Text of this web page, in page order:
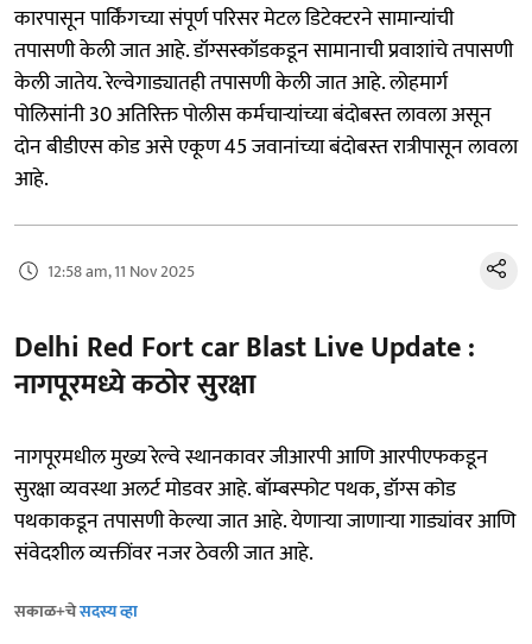
कारपासून पार्किंगच्या संपूर्ण परिसर मेटल डिटेक्टरने सामान्यांची
तपासणी केली जात आहे. डॉग्सस्कॉडकडून सामानाची प्रवाशांचे तपासणी
केली जातेय. रेल्वेगाड्यातही तपासणी केली जात आहे. लोहमार्ग
पोलिसांनी 30 अतिरिक्त पोलीस कर्मचाऱ्यांच्या बंदोबस्त लावला असून
दोन बीडीएस कोड असे एकूण 45 जवानांच्या बंदोबस्त रात्रीपासून लावला
आहे.
12:58 am, 11 Nov 2025
Delhi Red Fort car Blast Live Update :
नागपूरमध्ये कठोर सुरक्षा
नागपूरमधील मुख्य रेल्वे स्थानकावर जीआरपी आणि आरपीएफकडून
सुरक्षा व्यवस्था अलर्ट मोडवर आहे. बॉम्बस्फोट पथक, डॉग्स कोड
पथकाकडून तपासणी केल्या जात आहे. येणाऱ्या जाणाऱ्या गाड्यांवर आणि
संवेदशील व्यक्तींवर नजर ठेवली जात आहे.
सकाळ+चेसदस्य व्हा